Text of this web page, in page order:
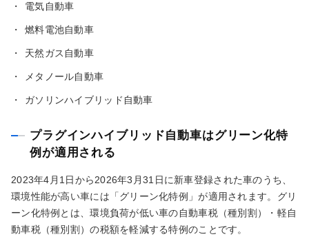
・ 電気自動車
・ 燃料電池自動車
・ 天然ガス自動車
・ メタノール自動車
・ ガソリンハイブリッド自動車
プラグインハイブリッド自動車はグリーン化特
例が適用される
2023年4月1日から2026年3月31日に新車登録された車のうち、
環境性能が高い車には「グリーン化特例」が適用されます。グリ
ーン化特例とは、環境負荷が低い車の自動車税（種別割）・軽自
動車税（種別割）の税額を軽減する特例のことです。